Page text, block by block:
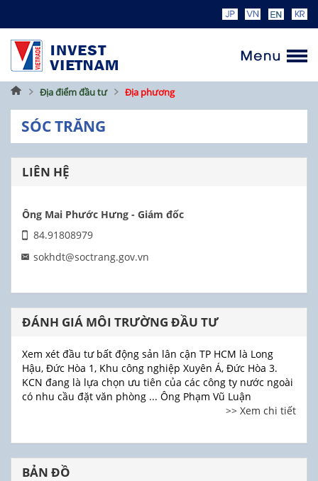
Trang
chủ
Địa điểm đầu tư Địa phương
SÓC TRĂNG
LIÊN HỆ
Ông Mai Phước Hưng - Giám đốc
84.91808979
sokhdt@soctrang.gov.vn
ĐÁNH GIÁ MÔI TRƯỜNG ĐẦU TƯ
Xem xét đầu tư bất động sản lân cận TP HCM là Long
Hậu, Đức Hòa 1, Khu công nghiệp Xuyên Á, Đức Hòa 3.
KCN đang là lựa chọn ưu tiên của các công ty nước ngoài
có nhu cầu đặt văn phòng ... Ông Phạm Vũ Luận
>> Xem chi tiết
BẢN ĐỒ